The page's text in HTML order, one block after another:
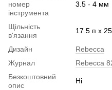
номер
інструмента
3.5 - 4 мм
Щільність
в'язання
17.5 п х
Дизайн
Rebecca
Журнал
Rebecca
Безкоштовний
опис
Ні